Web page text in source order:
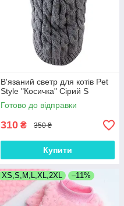
В'язаний светр для котів Pet
Style "Косичка" Сірий S
Готово до відправки
310 ₴ 350 ₴
Купити
XS,S,M,L,XL,2XL –11%